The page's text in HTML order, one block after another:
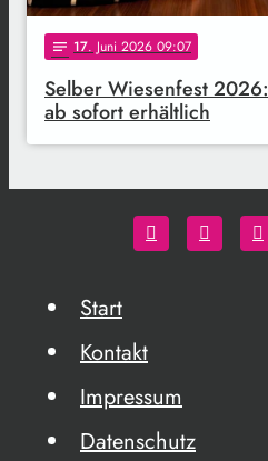
notes 17. Juni 2026 09:07
Selber Wiesenfest
ab sofort erhältlich
Start
Kontakt
Impressum
Datenschutz